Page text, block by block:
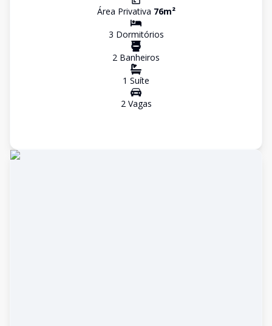
Área Privativa 76m²
3 Dormitórios
2 Banheiros
1 Suíte
2Vagas